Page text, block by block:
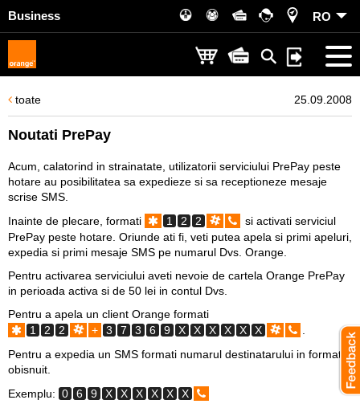
Business RO
toate 25.09.2008
Noutati PrePay
Acum, calatorind in strainatate, utilizatorii serviciului PrePay peste
hotare au posibilitatea sa expedieze si sa receptioneze mesaje
scrise SMS.
Inainte de plecare, formati
1 2 2
si activati serviciul
PrePay peste hotare. Oriunde ati fi, veti putea apela si primi apeluri,
expedia si primi mesaje SMS pe numarul Dvs. Orange.
Pentru activarea serviciului aveti nevoie de cartela Orange PrePay
in perioada activa si de 50 lei in contul Dvs.
Pentru a apela un client Orange formati
1
2 2 + 3 7 3 6 9 X X X X X X
Pentru a expedia un SMS formati numarul destinatarului in format
obisnuit.
Exemplu: 0 6 9 X X X X X
X